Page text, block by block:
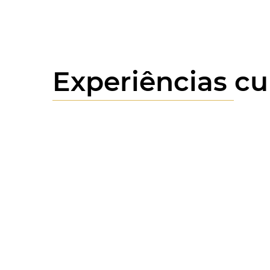
Experiências